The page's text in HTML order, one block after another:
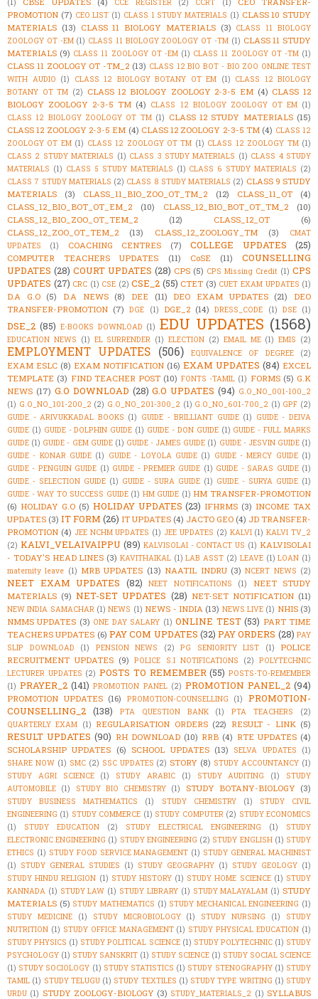
PROMOTION (7) CEO LIST (1) CLASS 1 STUDY MATERIALS (1) CLASS 10 STUDY
MATERIALS (13) CLASS 11 BIOLOGY MATERIALS (3) CLASS 11 BIOLOGY
ZOOLOGY OT -EM (1) CLASS 11 BIOLOGY ZOOLOGY OT -TM (1) CLASS 11 STUDY
MATERIALS (9) CLASS 11 ZOOLOGY OT -EM (1) CLASS 11 ZOOLOGY OT -TM (1)
CLASS 11 ZOOLOGY OT -TM_2 (13) CLASS 12 BIO BOT - BIO ZOO ONLINE TEST
WITH AUDIO (1) CLASS 12 BIOLOGY BOTANY OT EM (1) CLASS 12 BIOLOGY
BOTANY OT TM (2) CLASS 12 BIOLOGY ZOOLOGY 2-3-5 EM (4) CLASS 12
BIOLOGY ZOOLOGY 2-3-5 TM (4) CLASS 12 BIOLOGY ZOOLOGY OT EM (1)
CLASS 12 BIOLOGY ZOOLOGY OT TM (1) CLASS 12 STUDY MATERIALS (15)
CLASS 12 ZOOLOGY 2-3-5 EM (4) CLASS 12 ZOOLOGY 2-3-5 TM (4) CLASS 12
ZOOLOGY OT EM (1) CLASS 12 ZOOLOGY OT TM (1) CLASS 12 ZOOLOGY TM (1)
CLASS 2 STUDY MATERIALS (1) CLASS 3 STUDY MATERIALS (1) CLASS 4 STUDY
MATERIALS (1) CLASS 5 STUDY MATERIALS (1) CLASS 6 STUDY MATERIALS (2)
CLASS 7 STUDY MATERIALS (2) CLASS 8 STUDY MATERIALS (2) CLASS 9 STUDY
MATERIALS
(3) CLASS_11_BIO_ZOO_OT_TM_2 (12) CLASS_11_OT
(4)
CLASS_12_BIO_BOT_OT_EM_2
(10) CLASS_12_BIO_BOT_OT_TM_2
(10)
CLASS_12_BIO_ZOO_OT_TEM_2
(12) CLASS_12_OT
(6)
CLASS_12_ZOO_OT_TEM_2
(13) CLASS_12_ZOOLOGY_TM (3)
CMAT
UPDATES
(1) COACHING CENTRES (7) COLLEGE UPDATES (25)
COMPUTER TEACHERS UPDATES (11) CoSE (11)
COUNSELLING
UPDATES (28) COURT UPDATES (28) CPS (5) CPS Missing Credit (1) CPS
UPDATES (27) CRC (1) CSE (2) CSE_2 (55) CTET (3) CUET EXAM UPDATES (1)
D.A G.O (5) D.A NEWS (8) DEE (11) DEO EXAM UPDATES (21)
DEO
TRANSFER-PROMOTION (7) DGE (1) DGE_2 (14) DRESS_CODE (1) DSE (1)
DSE_2 (85) E-BOOKS DOWNLOAD (1) EDU UPDATES (1568)
EDUCATION NEWS (1) EL SURRENDER (1) ELECTION (2) EMAIL ME (1) EMIS (2)
EMPLOYMENT UPDATES (506) EQUIVALENCE OF DEGREE (2)
EXAM ESLC (8) EXAM NOTIFICATION (16) EXAM UPDATES (84) EXCEL
TEMPLATE (3) FIND TEACHER POST (10) FONTS -TAMIL (1) FORMS (5) G.K
NEWS (17) G.O DOWNLOAD (28) G.O UPDATES (94) G.O_NO_001-100_2
(1) G.O_NO_101-200_2 (2) G.O_NO_201-300_2 (1) G.O_NO_601-700_2 (1) GPF (2)
GUIDE - ARIVUKKADAL BOOKS (1) GUIDE - BRILLIANT GUIDE (1) GUIDE - DEIVA
GUIDE (1) GUIDE - DOLPHIN GUIDE (1) GUIDE - DON GUIDE (1) GUIDE - FULL MARKS
GUIDE (1) GUIDE - GEM GUIDE (1) GUIDE - JAMES GUIDE (1) GUIDE - JESVIN GUIDE (1)
GUIDE - KONAR GUIDE (1) GUIDE - LOYOLA GUIDE (1) GUIDE - MERCY GUIDE (1)
GUIDE - PENGUIN GUIDE (1) GUIDE - PREMIER GUIDE (1) GUIDE - SARAS GUIDE (1)
GUIDE - SELECTION GUIDE (1) GUIDE - SURA GUIDE (1) GUIDE - SURYA GUIDE (1)
GUIDE - WAY TO SUCCESS GUIDE (1) HM GUIDE (1) HM TRANSFER-PROMOTION
(6) HOLIDAY G.O (5) HOLIDAY UPDATES (23) IFHRMS (3) INCOME TAX
UPDATES (3) IT FORM (26) IT UPDATES (4) JACTO GEO (4) JD TRANSFER-
PROMOTION (4) JEE NCHM UPDATES (1) JEE UPDATES (2) KALVI (1) KALVI TV_2
(2) KALVI_VELAIVAIPPU (89) KALVISOLAI - CONTACT US (1) KALVISOLAI
- TODAY'S HEAD LINES (3) KAVITHAIKAL (1) LAB ASST (2) LEAVE (1) LOAN (1)
maternity leave (1) MRB UPDATES (13) NAATIL INDRU (3) NCERT NEWS (2)
NEET EXAM UPDATES (82) NEET NOTIFICATIONS (1)
NEET STUDY
MATERIALS (9) NET-SET UPDATES (28) NET-SET NOTIFICATION (11)
NEW INDIA SAMACHAR (1) NEWS (1) NEWS - INDIA (13) NEWS LIVE (1) NHIS (3)
NMMS UPDATES (3) ONE DAY SALARY (1) ONLINE TEST (53) PART TIME
TEACHERS UPDATES (6) PAY COM UPDATES (32) PAY ORDERS (28) PAY
SLIP DOWNLOAD
(1) PENSION NEWS (2) PG SENIORITY LIST (1)
POLICE
RECRUITMENT UPDATES (9) POLICE S.I NOTIFICATIONS (2) POLYTECHNIC
LECTURER UPDATES (2) POSTS TO REMEMBER (55) POSTS-TO-REMEMBER
(1) PRAYER_2 (141) PROMOTION PANEL (2) PROMOTION PANEL_2 (94)
PROMOTION UPDATES (16) PROMOTION-COUNSELLING (1)
PROMOTION-
COUNSELLING_2 (138) PTA QUESTION BANK (1) PTA TEACHERS
(2)
QUARTERLY EXAM (1) REGULARISATION ORDERS (22) RESULT - LINK (5)
RESULT UPDATES (90) RH DOWNLOAD (10) RRB (4) RTE UPDATES (4)
SCHOLARSHIP UPDATES (6) SCHOOL UPDATES (13) SELVA UPDATES
(1)
SHARE NOW (1) SMC (2) SSC UPDATES (2) STORY (8) STUDY ACCOUNTANCY (1)
STUDY AGRI SCIENCE
(1) STUDY ARABIC (1) STUDY AUDITING (1)
STUDY
AUTOMOBILE (1) STUDY BIO CHEMISTRY (1) STUDY BOTANY-BIOLOGY (3)
STUDY BUSINESS MATHEMATICS (1) STUDY CHEMISTRY (1)
STUDY CIVIL
ENGINEERING (1) STUDY COMMERCE (1) STUDY COMPUTER (2) STUDY ECONOMICS
(1)
STUDY EDUCATION (2) STUDY ELECTRICAL ENGINEERING (1)
STUDY
ELECTRONIC ENGINEERING (1) STUDY ENGINEERING (2) STUDY ENGLISH (1) STUDY
ETHICS (1) STUDY FOOD SERVICE MANAGEMENT (1) STUDY GENERAL MACHINIST
(1) STUDY GENERAL STUDIES (1) STUDY GEOGRAPHY (1) STUDY GEOLOGY (1)
STUDY HINDU RELIGION (1) STUDY HISTORY (1) STUDY HOME SCIENCE (1) STUDY
KANNADA (1) STUDY LAW (1) STUDY LIBRARY (1) STUDY MALAYALAM (1) STUDY
MATERIALS (5) STUDY MATHEMATICS (1) STUDY MECHANICAL ENGINEERING (1)
STUDY MEDICINE
(1) STUDY MICROBIOLOGY (1) STUDY NURSING (1)
STUDY
NUTRITION (1) STUDY OFFICE MANAGEMENT (1) STUDY PHYSICAL EDUCATION (1)
STUDY PHYSICS (1) STUDY POLITICAL SCIENCE (1) STUDY POLYTECHNIC (1) STUDY
PSYCHOLOGY (1) STUDY SANSKRIT (1) STUDY SCIENCE (1) STUDY SOCIAL SCIENCE
(1) STUDY SOCIOLOGY (1) STUDY STATISTICS (1) STUDY STENOGRAPHY (1) STUDY
TAMIL (1) STUDY TELUGU (1) STUDY TEXTILES (1) STUDY TYPE WRITING (1) STUDY
URDU (1) STUDY ZOOLOGY-BIOLOGY (3) STUDY_MATERIALS_2 (1) SYLLABUS